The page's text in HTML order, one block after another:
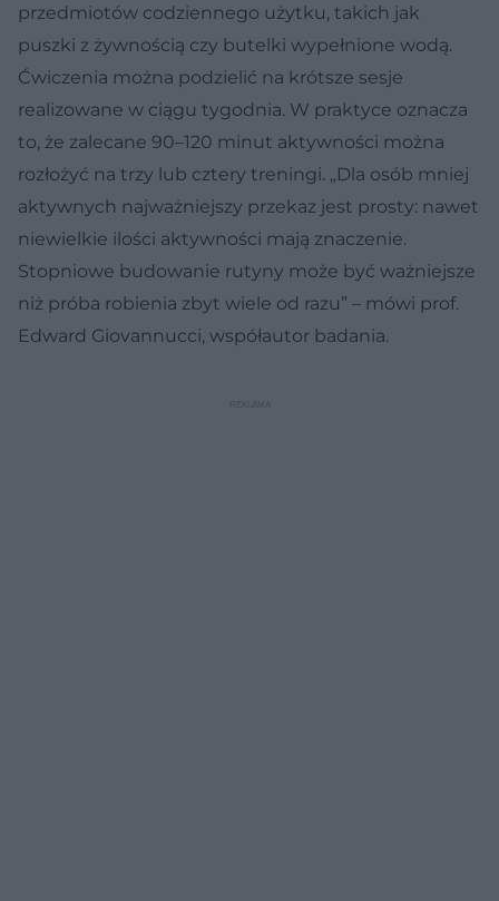
przedmiotów codziennego użytku, takich jak
puszki z żywnością czy butelki wypełnione wodą.
Ćwiczenia można podzielić na krótsze sesje
realizowane w ciągu tygodnia. W praktyce oznacza
to, że zalecane 90–120 minut aktywności można
rozłożyć na trzy lub cztery treningi. „Dla osób mniej
aktywnych najważniejszy przekaz jest prosty: nawet
niewielkie ilości aktywności mają znaczenie.
Stopniowe budowanie rutyny może być ważniejsze
niż próba robienia zbyt wiele od razu” – mówi prof.
Edward Giovannucci, współautor badania.